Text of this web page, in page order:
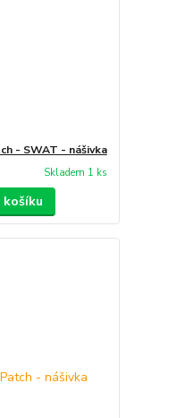
- SWAT - nášivka
Skladem 1 ks